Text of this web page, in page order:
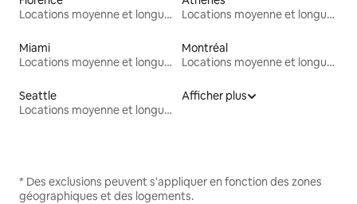
Locations moyenne et longue durée
Locations moyenne et longue durée
Miami
Locations moyenne et longue durée
Montréal
Locations moyenne et longue durée
Seattle
Locations moyenne et longue durée
Afficher plus
* Des exclusions peuvent s'appliquer en fonction des zones
géographiques et des logements.